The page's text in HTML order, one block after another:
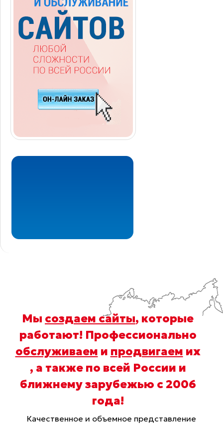
Мы создаем сайты, которые
работают! Профессионально
обслуживаем и продвигаем их
, а также по всей России и
ближнему зарубежью с 2006
года!
Качественное и объемное представление